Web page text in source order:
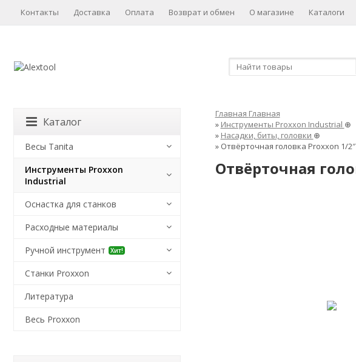
Контакты Доставка Оплата Возврат и обмен О магазине Каталоги
Главная Главная
» Инструменты Proxxon Industrial ⊕
» Насадки, биты, головки ⊕
» Отвёрточная головка Proxxon 1/2″
Отвёрточная
Каталог
Весы Tanita
Инструменты Proxxon
Industrial
Оснастка для станков
Расходные материалы
Ручной инструмент
Хит!
Станки Proxxon
Литература
Весь Proxxon